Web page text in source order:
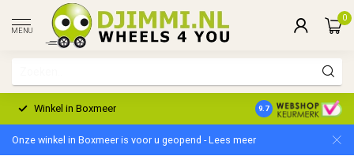
MENU
0
Winkel in Boxmeer 2 Jaar Garantie
9.7
Onze winkel in Boxmeer is voor u geopend - Lees meer